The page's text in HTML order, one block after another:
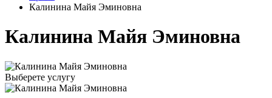
Калинина Майя Эминовна
Калинина Майя Эминовна
Выберете услугу